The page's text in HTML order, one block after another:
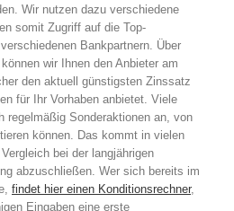
Wir nutzen dazu verschiedene
somit Zugriff auf die Top-
Bankpartnern. Über
wir Ihnen den Anbieter am
den aktuell günstigsten Zinssatz
für Ihr Vorhaben anbietet. Viele
regelmäßig Sonderaktionen an, von
können. Das kommt in vielen
bei der langjährigen
abzuschließen. Wer sich bereits im
findet hier einen Konditionsrechner,
Eingaben eine erste